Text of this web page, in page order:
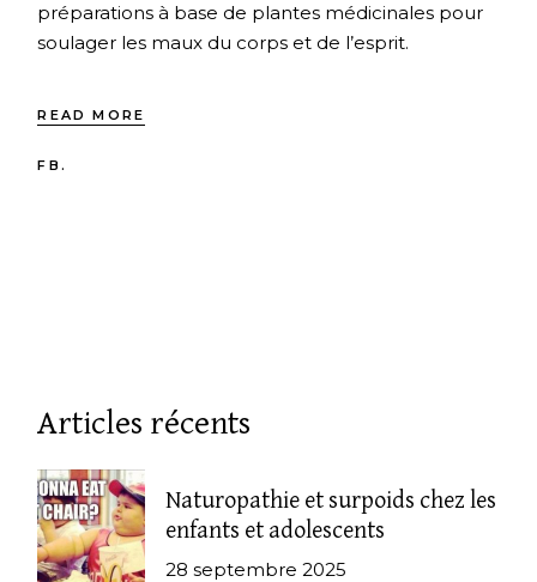
préparations à base de plantes médicinales pour
soulager les maux du corps et de l’esprit.
READ MORE
FB.
Articles récents
Naturopathie et surpoids chez les
enfants et adolescents
28 septembre 2025